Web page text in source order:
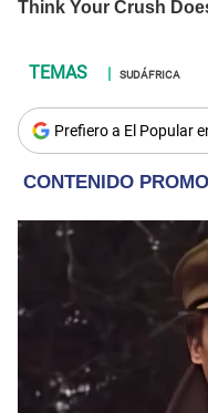
SUDÁFRICA
Prefiero a El Popular